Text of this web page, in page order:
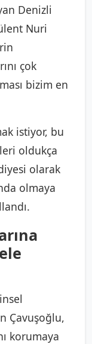
Denizli
Nuri
çok
bizim en
istiyor, bu
oldukça
olarak
olmaya
Çavuşoğlu,
korumaya